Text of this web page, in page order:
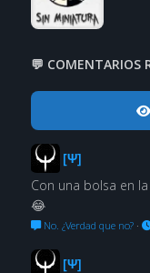
💬 COMENTARIOS
[Ψ]
Con una bolsa en
😂
No. ¿Verdad que no?·
[Ψ]